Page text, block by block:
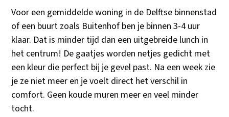
Voor een gemiddelde woning in de Delftse binnenstad
of een buurt zoals Buitenhof ben je binnen 3-4 uur
klaar. Dat is minder tijd dan een uitgebreide lunch in
het centrum! De gaatjes worden netjes gedicht met
een kleur die perfect bij je gevel past. Na een week zie
je ze niet meer en je voelt direct het verschil in
comfort. Geen koude muren meer en veel minder
tocht.